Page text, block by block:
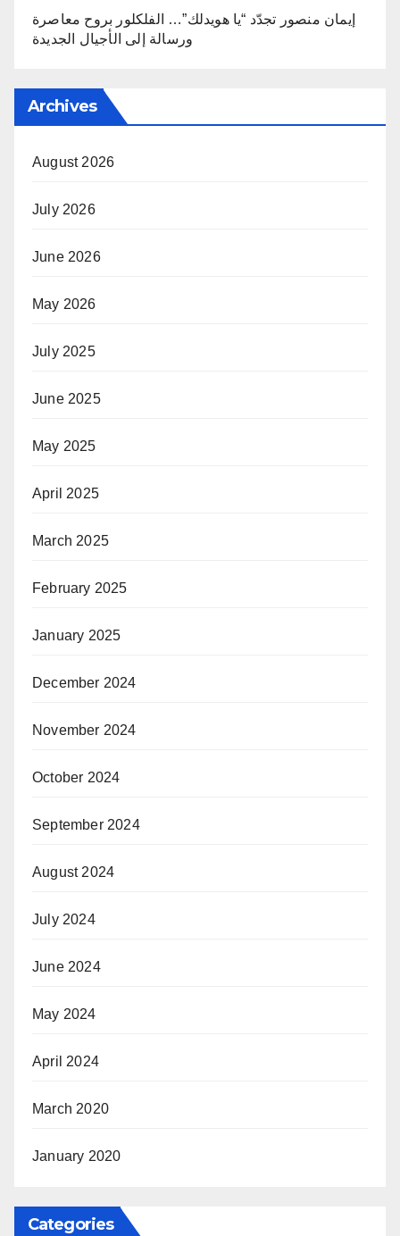
إيمان منصور تجدّد “يا هويدلك”… الفلكلور بروح معاصرة
ورسالة إلى الأجيال الجديدة
Archives
August 2026
July 2026
June 2026
May 2026
July 2025
June 2025
May 2025
April 2025
March 2025
February 2025
January 2025
December 2024
November 2024
October 2024
September 2024
August 2024
July 2024
June 2024
May 2024
April 2024
March 2020
January 2020
Categories